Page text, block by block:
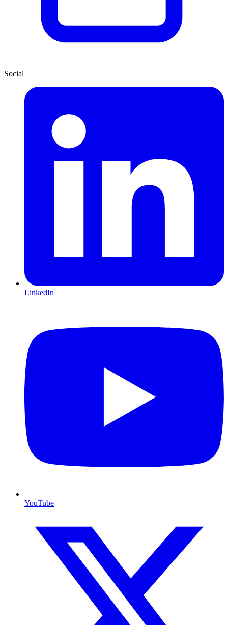
Social
LinkedIn
YouTube